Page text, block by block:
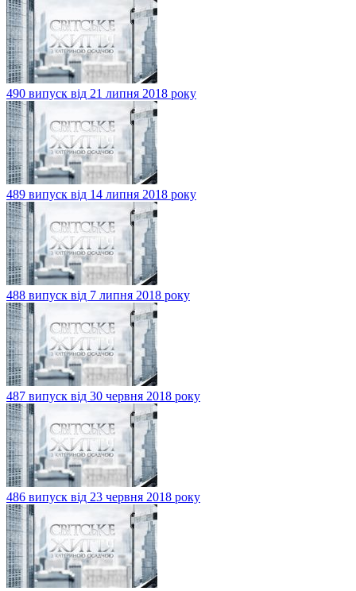
490 випуск від 21 липня 2018 року
489 випуск від 14 липня 2018 року
488 випуск від 7 липня 2018 року
487 випуск від 30 червня 2018 року
486 випуск від 23 червня 2018 року